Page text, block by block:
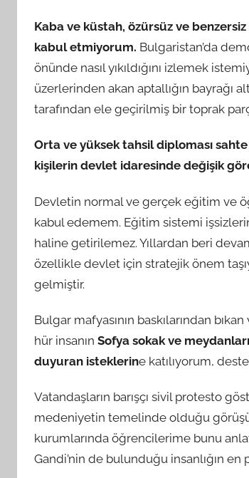
Kaba ve küstah, özürsüz ve
kabul etmiyorum. Bulgaristan’da
önünde nasıl yıkıldığını izlemek
üzerlerinden akan aptallığın bayrağı
tarafından ele geçirilmiş bir toprak
Orta ve yüksek tahsil diploması
kişilerin devlet idaresinde değişik
Devletin normal ve gerçek eğitim ve
kabul edemem. Eğitim sistemi
haline getirilemez. Yıllardan beri
özellikle devlet için stratejik önem
gelmiştir.
Bulgar mafyasının baskılarından
hür insanın Sofya sokak ve
duyuran isteklerine katılıyorum,
Vatandaşların barışçı sivil protesto
medeniyetin temelinde olduğu
kurumlarında öğrencilerime bunu
Gandi’nin de bulunduğu insanlığın